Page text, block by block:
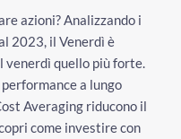
azioni? Analizzando i
2023, il Venerdì è
venerdì quello più forte.
a lungo
Averaging riducono il
come investire con